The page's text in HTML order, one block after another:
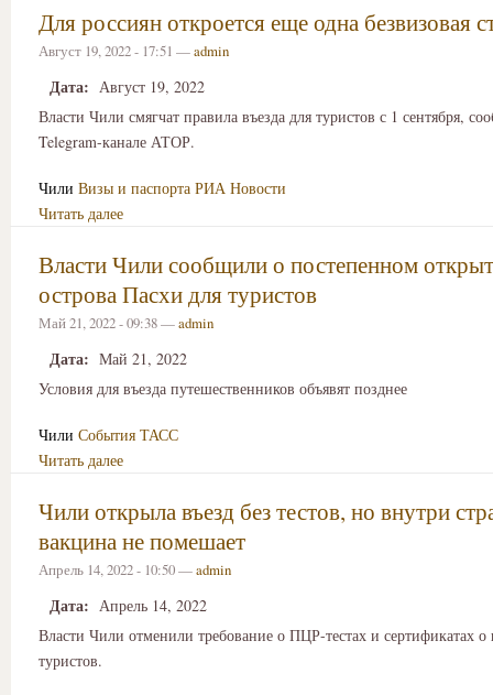
Для россиян откроется еще одна безвизовая
Август 19, 2022 - 17:51 —admin
Дата: Август 19, 2022
Власти Чили смягчат правила въезда для туристов с 1 сентября,
Telegram-канале АТОР.
Чили Визы и паспорта РИА Новости
Читать далее
Власти Чили сообщили о постепенном
острова Пасхи для туристов
Май 21, 2022 - 09:38 —admin
Дата: Май 21, 2022
Условия для въезда путешественников объявят позднее
Чили События ТАСС
Читать далее
Чили открыла въезд без тестов, но внутри
вакцина не помешает
Апрель 14, 2022 - 10:50 —admin
Дата: Апрель 14, 2022
Власти Чили отменили требование о ПЦР-тестах и сертификатах
туристов.